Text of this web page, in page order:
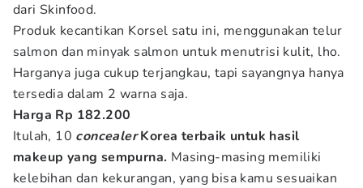
dari Skinfood.
Produk kecantikan Korsel satu ini, menggunakan telur
salmon dan minyak salmon untuk menutrisi kulit, lho.
Harganya juga cukup terjangkau, tapi sayangnya hanya
tersedia dalam 2 warna saja.
Harga Rp 182.200
Itulah, 10 concealerKorea terbaik untuk hasil
makeup yang sempurna. Masing-masing memiliki
kelebihan dan kekurangan, yang bisa kamu sesuaikan